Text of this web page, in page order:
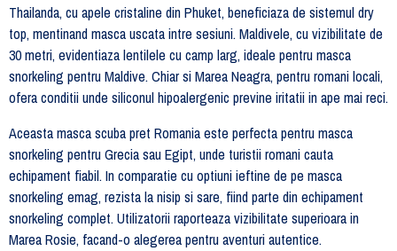
Thailanda, cu apele cristaline din Phuket, beneficiaza de sistemul dry
top, mentinand masca uscata intre sesiuni. Maldivele, cu vizibilitate de
30 metri, evidentiaza lentilele cu camp larg, ideale pentru masca
snorkeling pentru Maldive. Chiar si Marea Neagra, pentru romani locali,
ofera conditii unde siliconul hipoalergenic previne iritatii in ape mai reci.
Aceasta masca scuba pret Romania este perfecta pentru masca
snorkeling pentru Grecia sau Egipt, unde turistii romani cauta
echipament fiabil. In comparatie cu optiuni ieftine de pe masca
snorkeling emag, rezista la nisip si sare, fiind parte din echipament
snorkeling complet. Utilizatorii raporteaza vizibilitate superioara in
Marea Rosie, facand-o alegerea pentru aventuri autentice.